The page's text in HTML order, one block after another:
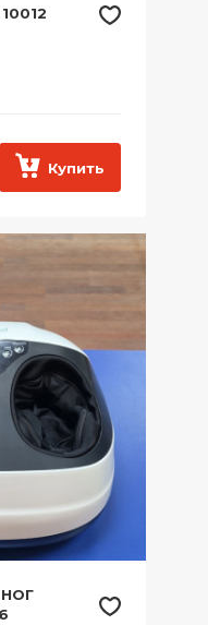
Купить